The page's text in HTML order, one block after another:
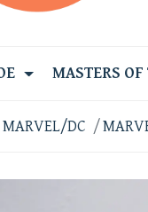
MASTERS
MARVEL/DC